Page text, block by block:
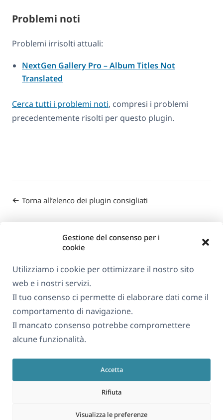
Gestione del consenso per i
cookie
Utilizziamo i cookie per ottimizzare il nostro sito
web e i nostri servizi.
Il tuo consenso ci permette di elaborare dati come il
comportamento di navigazione.
Il mancato consenso potrebbe compromettere
alcune funzionalità.
Accetta
Rifiuta
Visualizza le preferenze
Problemi noti
Problemi irrisolti attuali:
NextGen Gallery Pro – Album Titles Not
Translated
Cerca tutti i problemi noti, compresi i problemi
precedentemente risolti per questo plugin.
Torna all’elenco dei plugin consigliati
Italiano
GDPR e Informativa sulla Privacy
Unisciti al nostro team(si
nuova
apre
in
una
nuova
apre
in
una
nuova
apre
una